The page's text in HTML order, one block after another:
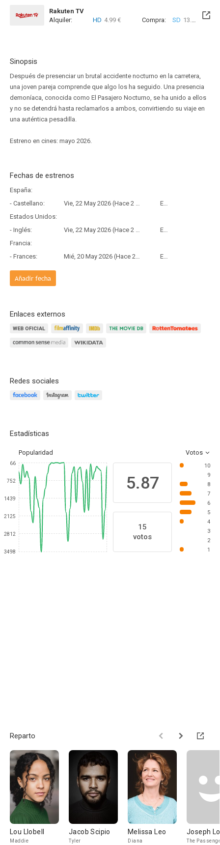
Rakuten TV
Alquiler:
HD 4.99 € Compra: SD 13.99 € HD
Sinopsis
Después de presenciar un brutal accidente nocturno en la carretera,
una joven pareja comprende que algo los ha seguido. Una presencia
demoníaca, conocida como El Pasajero Nocturno, se ha unido a ellos
y no se detendrá hasta reclamarlos a ambos, convirtiendo su viaje en
una auténtica pesadilla.
Estreno en cines: mayo 2026.
Fechas de estrenos
España:
- Castellano:
Vie, 22 May 2026 (Hace 2 meses y 18 días)
Estreno
Estados Unidos:
- Inglés:
Vie, 22 May 2026 (Hace 2 meses y 18 días)
Estreno
Francia:
- Frances:
Mié, 20 May 2026 (Hace 2 meses y 20 días) Estreno
Añadir fecha
Enlaces externos
Redes sociales
Estadísticas
Popularidad Votos
66
752
1439
2125
2812
3498
5.87
15
votos
10
9
8
7
6
5
4
3
2
1
Reparto
Lou Llobell
Maddie
Jacob Scipio
Tyler
Melissa Leo
Diana
Joseph
The